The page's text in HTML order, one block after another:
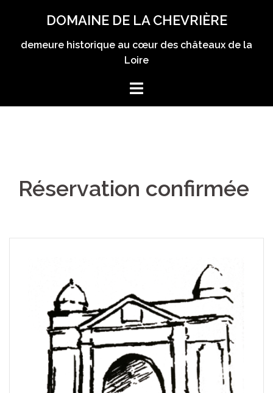
contenu
DOMAINE DE LA CHEVRIÈRE
demeure historique au cœur des châteaux de la
Loire
Réservation confirmée